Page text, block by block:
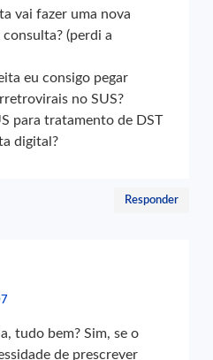
vai fazer uma nova
(perdi a
eu consigo pegar
no SUS?
para tratamento de DST
digital?
Responder
tudo bem? Sim, se o
de prescrever